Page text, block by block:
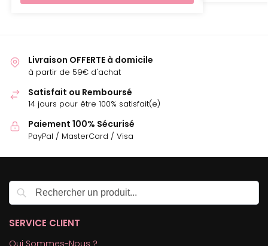
Livraison OFFERTE à domicile
à partir de 59€ d'achat
Satisfait ou Remboursé
14 jours pour être 100% satisfait(e)
Paiement 100% Sécurisé
PayPal / MasterCard / Visa
SERVICE CLIENT
Qui Sommes-Nous ?